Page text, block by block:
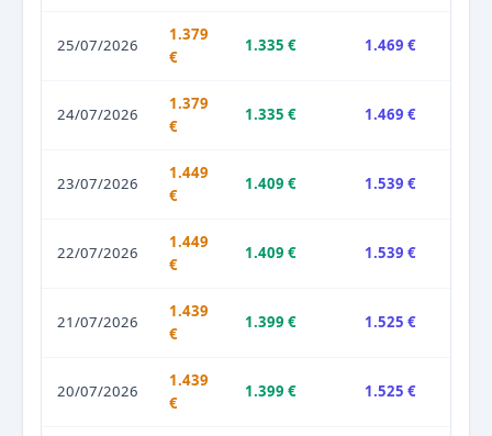
25/07/2026
1.379
€
1.335 € 1.469 €
24/07/2026
1.379
€
1.335 € 1.469 €
23/07/2026
1.449
€
1.409 € 1.539 €
22/07/2026
1.449
€
1.409 € 1.539 €
21/07/2026
1.439
€
1.399 € 1.525 €
20/07/2026
1.439
€
1.399 € 1.525 €